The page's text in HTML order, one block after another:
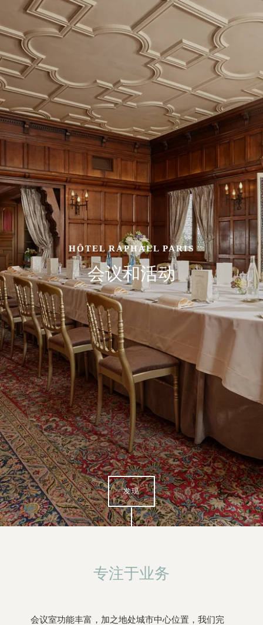
HÔTEL RAPHAEL PARIS
会议和活动
发现
专注于业务
会议室功能丰富，加之地处城市中心位置，我们完